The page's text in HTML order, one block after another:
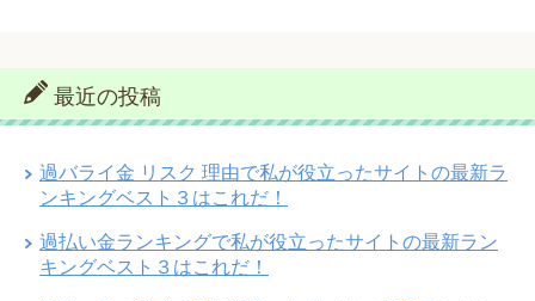
最近の投稿
過バライ金 リスク 理由で私が役立ったサイトの最新ラ
ンキングベスト３はこれだ！
過払い金ランキングで私が役立ったサイトの最新ラン
キングベスト３はこれだ！